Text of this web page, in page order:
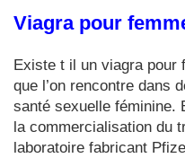
Viagra pour
Existe t il un viagra pour
que l’on rencontre dans
santé sexuelle féminine.
la commercialisation du
laboratoire fabricant